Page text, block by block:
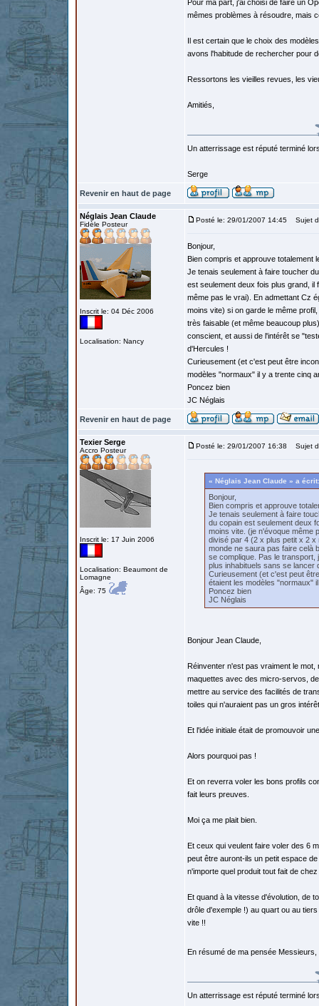
Pour ma part, j'ai choisi de faire un
mêmes problèmes à résoudre, mais
Il est certain que le choix des
avons l'habitude de rechercher pour
Ressortons les vieilles revues, les
Amitiés,
Un atterrissage est réputé terminé
Serge
Revenir en haut de page
Néglais Jean Claude
Fidèle Posteur
Inscrit le: 04 Déc 2006
Localisation: Nancy
Posté le: 29/01/2007 14:45 Sujet
Bonjour,
Bien compris et approuve totalement
Je tenais seulement à faire toucher
est seulement deux fois plus grand, il
même pas le vrai). En admettant Cz
moins vite) si on garde le même
très faisable (et même beaucoup
conscient, et aussi de l'intérêt se
d'Hercules !
Curieusement (et c'est peut être
modèles "normaux" il y a trente cinq
Poncez bien
JC Néglais
Revenir en haut de page
Texier Serge
Accro Posteur
Inscrit le: 17 Juin 2006
Localisation: Beaumont de
Lomagne
Âge: 75
Posté le: 29/01/2007 16:38 Sujet
« Néglais Jean Claude » a
Bonjour,
Bien compris et approuve
Je tenais seulement à faire
du copain est seulement deux
moins vite. (je n'évoque même
divisé par 4 (2 x plus petit x 2 x
monde ne saura pas faire celà
se complique. Pas le
plus inhabituels sans se
Curieusement (et c'est peut
étaient les modèles "normaux"
Poncez bien
JC Néglais
Bonjour Jean Claude,
Réinventer n'est pas vraiment le
maquettes avec des micro-servos,
mettre au service des facilités de
toiles qui n'auraient pas un gros
Et l'idée initiale était de promouvoir
Alors pourquoi pas !
Et on reverra voler les bons profils
fait leurs preuves.
Moi ça me plait bien.
Et ceux qui veulent faire voler des 6
peut être auront-ils un petit espace
n'importe quel produit tout fait de
Et quand à la vitesse d'évolution, de
drôle d'exemple !) au quart ou au
vite !!
En résumé de ma pensée
Un atterrissage est réputé terminé